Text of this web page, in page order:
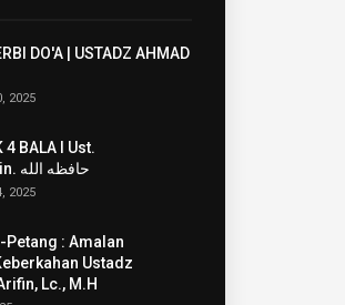
DO'A | USTADZ AHMAD
2025
4 BALA I Ust.
Ichsanuddin. حافظه الله
2025
Petang : Amalan
Ustadz
Lc., M.H